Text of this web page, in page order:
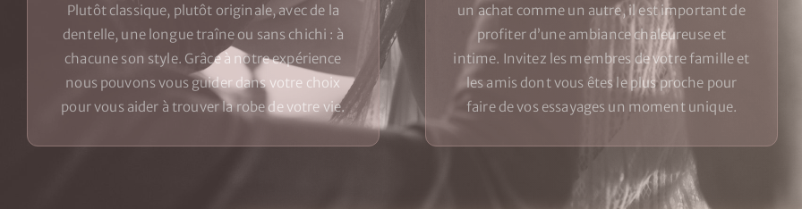
Plutôt classique, plutôt originale, avec de la
dentelle, une longue traîne ou sans chichi : à
chacune son style. Grâce à notre expérience
nous pouvons vous guider dans votre choix
pour vous aider à trouver la robe de votre vie.
un achat comme un autre, il est important de
profiter d’une ambiance chaleureuse et
intime. Invitez les membres de votre famille et
les amis dont vous êtes le plus proche pour
faire de vos essayages un moment unique.